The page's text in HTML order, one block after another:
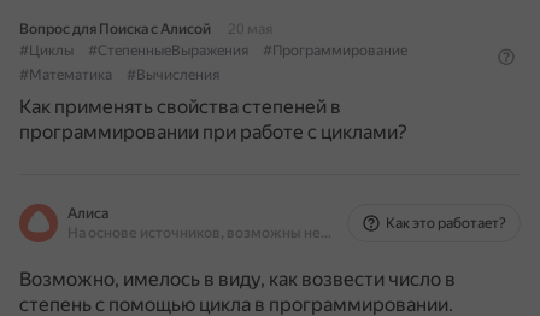
Вопрос для Поиска с Алисой
20 мая
#Циклы
#СтепенныеВыражения
#Программирование
#Математика
#Вычисления
Как применять свойства степеней в
программировании при работе с циклами?
Алиса
На основе источников, возможны неточности
Как это работает?
Возможно, имелось в виду, как возвести число в
степень с помощью цикла в программировании.